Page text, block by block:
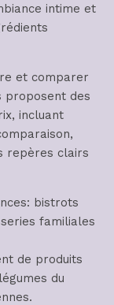
intime et
et comparer
proposent des
incluant
repères clairs
bistrots
familiales
de produits
du